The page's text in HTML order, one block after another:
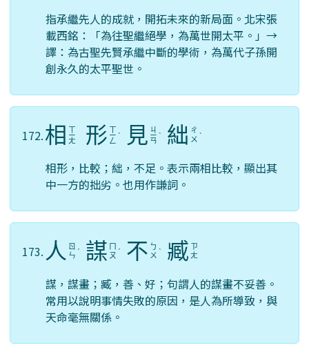
指承繼先人的成就，開拓未來的新局面。北宋張
載西銘：「為往聖繼絕學，為萬世開太平。」→
譯：為古聖先賢承繼中斷的學術，為萬代子孫開
創永久的太平聖世。
172.相 ㄒ
ㄧ
ㄤ 形 ㄒ
ㄧ
ㄥ
ˊ 見 ㄐ
ㄧ
ㄢ
ˋ 絀 ㄔ
ㄨ ˋ
相形，比較；絀，不足。表示兩相比較，顯出其
中一方的拙劣。也用作謙詞。
173. 人 ㄖ
ㄣ ˊ 謀 ㄇ
ㄡ ˊ 不 ㄅ
ㄨ ˋ 臧 ㄗ
ㄤ
謀，謀畫；臧，善、好；句謂人的謀畫不妥善。
常用以說明事情失敗的原因，是人為所導致，與
天命毫無關係。